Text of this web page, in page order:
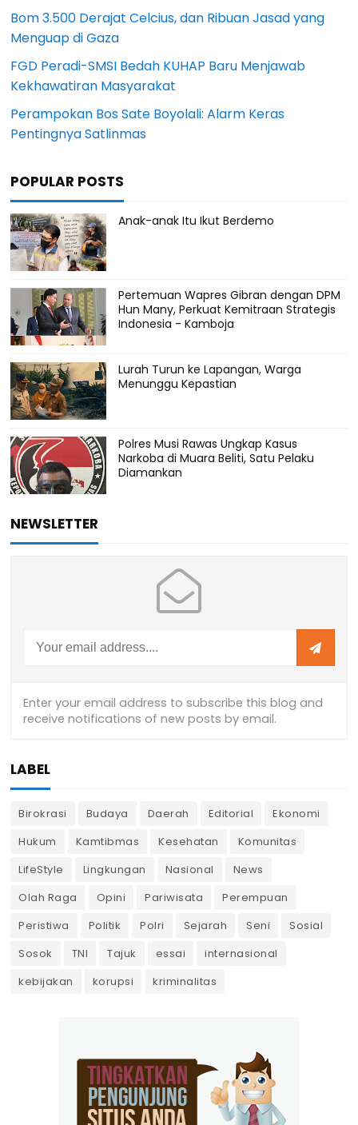
Bom 3.500 Derajat Celcius, dan Ribuan Jasad yang
Menguap di Gaza
FGD Peradi-SMSI Bedah KUHAP Baru Menjawab
Kekhawatiran Masyarakat
Perampokan Bos Sate Boyolali: Alarm Keras
Pentingnya Satlinmas
POPULAR POSTS
Anak-anak Itu Ikut Berdemo
Pertemuan Wapres Gibran dengan DPM
Hun Many, Perkuat Kemitraan Strategis
Indonesia - Kamboja
Lurah Turun ke Lapangan, Warga
Menunggu Kepastian
Polres Musi Rawas Ungkap Kasus
Narkoba di Muara Beliti, Satu Pelaku
Diamankan
NEWSLETTER
LABEL
Birokrasi Budaya Daerah Editorial
Ekonomi
Hukum
Kamtibmas Kesehatan
Komunitas
LifeStyle
Lingkungan Nasional
News
Olah Raga
Opini Pariwisata
Perempuan
Peristiwa
Politik Polri Sejarah Seni
Sosial
Sosok
TNI Tajuk essai
internasional
kebijakan
korupsi kriminalitas